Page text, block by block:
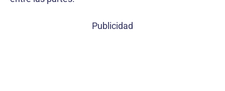
Publicidad